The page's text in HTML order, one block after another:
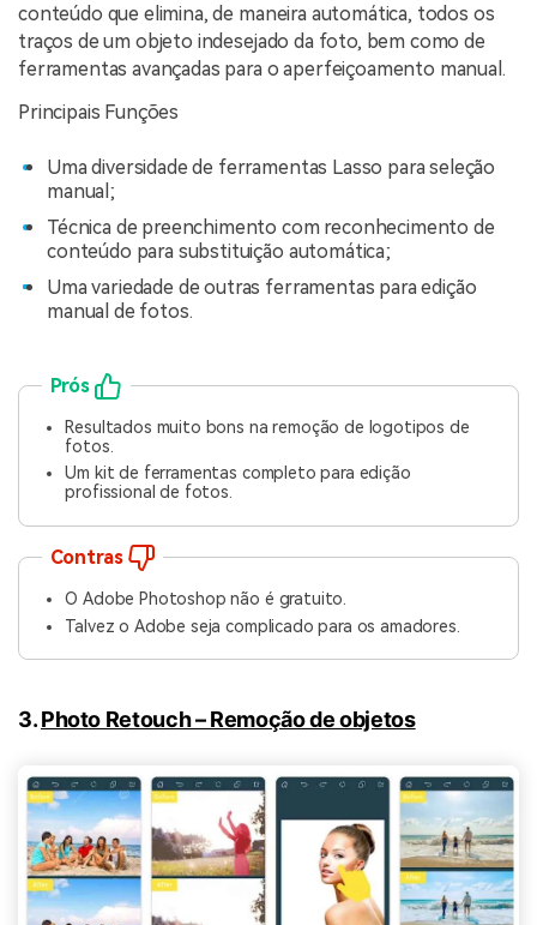
conteúdo que elimina, de maneira automática, todos os
traços de um objeto indesejado da foto, bem como de
ferramentas avançadas para o aperfeiçoamento manual.
Principais Funções
Uma diversidade de ferramentas Lasso para seleção
manual;
Técnica de preenchimento com reconhecimento de
conteúdo para substituição automática;
Uma variedade de outras ferramentas para edição
manual de fotos.
Prós
Resultados muito bons na remoção de logotipos de
fotos.
Um kit de ferramentas completo para edição
profissional de fotos.
Contras
O Adobe Photoshop não é gratuito.
Talvez o Adobe seja complicado para os amadores.
3.Photo Retouch – Remoção de objetos